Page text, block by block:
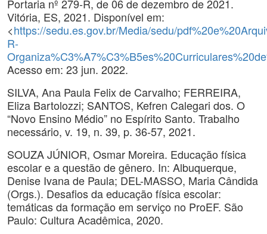
Portaria nº 279-R, de 06 de dezembro de 2021.
Vitória, ES, 2021. Disponível em:
<https://sedu.es.gov.br/Media/sedu/
R-
Acesso em: 23 jun. 2022.
SILVA, Ana Paula Felix de Carvalho; FERREIRA,
Eliza Bartolozzi; SANTOS, Kefren Calegari dos. O
“Novo Ensino Médio” no Espírito Santo. Trabalho
necessário, v. 19, n. 39, p. 36-57, 2021.
SOUZA JÚNIOR, Osmar Moreira. Educação física
escolar e a questão de gênero. In: Albuquerque,
Denise Ivana de Paula; DEL-MASSO, Maria Cândida
(Orgs.). Desafios da educação física escolar:
temáticas da formação em serviço no ProEF. São
Paulo: Cultura Acadêmica, 2020.